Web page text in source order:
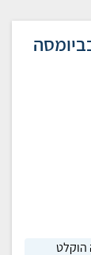
הוקלט